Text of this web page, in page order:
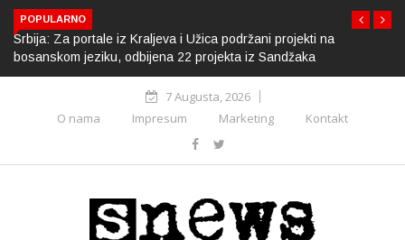
POPULARNO
Srbija: Za portale iz Kraljeva i Užica podržani projekti na
bosanskom jeziku, odbijena 22 projekta iz Sandžaka
7 Augusta, 2026
O nama
Impresum Marketing Kontakt